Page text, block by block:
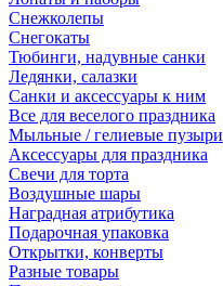
Снежколепы
Снегокаты
Тюбинги, надувные санки
Ледянки, салазки
Санки и аксессуары к ним
Все для веселого праздника
Мыльные / гелиевые пузыри
Аксессуары для праздника
Свечи для торта
Воздушные шары
Наградная атрибутика
Подарочная упаковка
Открытки, конверты
Разные товары